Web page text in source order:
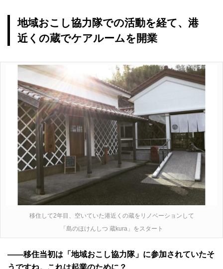
地域おこし協力隊での活動を経て、港
近くの蔵でケアルームを開業
移住して2年目、空いていた港近くの蔵をリノベーションして
「島のほけんしつ 蔵kura」をスタート
――移住当初は「地域おこし協力隊」に参加されていたそ